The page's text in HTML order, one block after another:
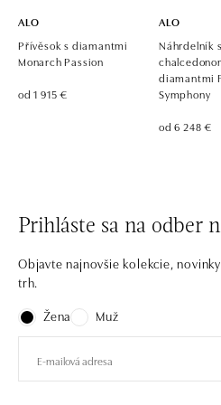
ALO
Přívěsok s diamantmi
Monarch Passion
od 1 915 €
ALO
Náhrdelník s
diamantmi
Symphony
od 6 248 €
Prihláste sa na odber
Objavte najnovšie kolekcie,
trh.
Žena
Muž